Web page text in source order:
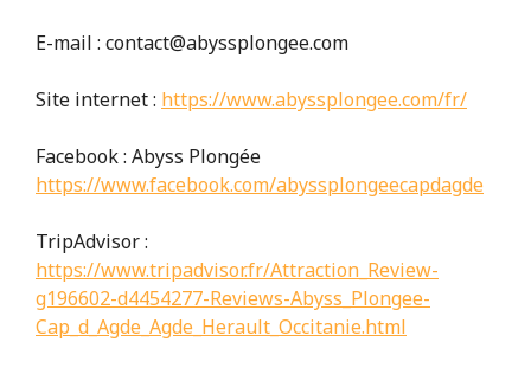
E-mail : contact@abyssplongee.com
Site internet : https://www.abyssplongee.com/fr/
Facebook : Abyss Plongée
https://www.facebook.com/abyssplongeecapdagde
TripAdvisor :
https://www.tripadvisor.fr/Attraction_Review-
g196602-d4454277-Reviews-Abyss_Plongee-
Cap_d_Agde_Agde_Herault_Occitanie.html